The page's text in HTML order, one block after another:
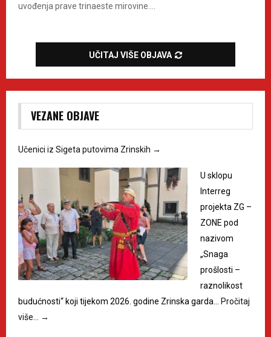
uvođenja prave trinaeste mirovine....
UČITAJ VIŠE OBJAVA
VEZANE OBJAVE
Učenici iz Sigeta putovima Zrinskih →
U sklopu
Interreg
projekta ZG –
ZONE pod
nazivom
„Snaga
prošlosti –
raznolikost
budućnosti“ koji tijekom 2026. godine Zrinska garda…
Pročitaj
više…
→